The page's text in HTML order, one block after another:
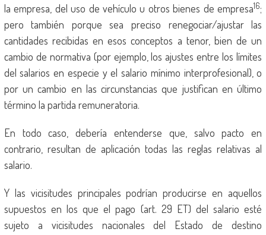
la empresa, del uso de vehículo u otros bienes de empresa16;
pero también porque sea preciso renegociar/ajustar las
cantidades recibidas en esos conceptos a tenor, bien de un
cambio de normativa (por ejemplo, los ajustes entre los límites
del salarios en especie y el salario mínimo interprofesional), o
por un cambio en las circunstancias que justifican en último
término la partida remuneratoria.
En todo caso, debería entenderse que, salvo pacto en
contrario, resultan de aplicación todas las reglas relativas al
salario.
Y las vicisitudes principales podrían producirse en aquellos
supuestos en los que el pago (art. 29 ET) del salario esté
sujeto a vicisitudes nacionales del Estado de destino